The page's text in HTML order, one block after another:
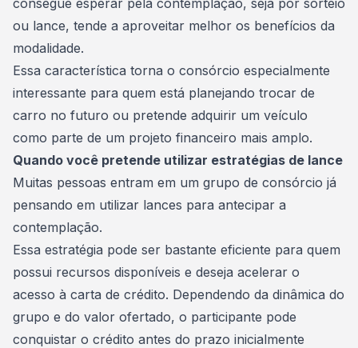
consegue esperar pela contemplação, seja por sorteio
ou lance, tende a aproveitar melhor os benefícios da
modalidade.
Essa característica torna o consórcio especialmente
interessante para quem está planejando trocar de
carro no futuro ou pretende adquirir um veículo
como parte de um projeto financeiro mais amplo.
Quando você pretende utilizar estratégias de lance
Muitas pessoas entram em um grupo de consórcio já
pensando em utilizar lances para antecipar a
contemplação.
Essa estratégia pode ser bastante eficiente para quem
possui recursos disponíveis e deseja acelerar o
acesso à carta de crédito. Dependendo da dinâmica do
grupo e do valor ofertado, o participante pode
conquistar o crédito antes do prazo inicialmente